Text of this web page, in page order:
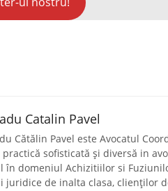
Catalin Pavel
Cătălin Pavel este Avocatul
sofisticată și diversă in
în domeniul Achizitiilor si
juridice de inalta clasa, clienților